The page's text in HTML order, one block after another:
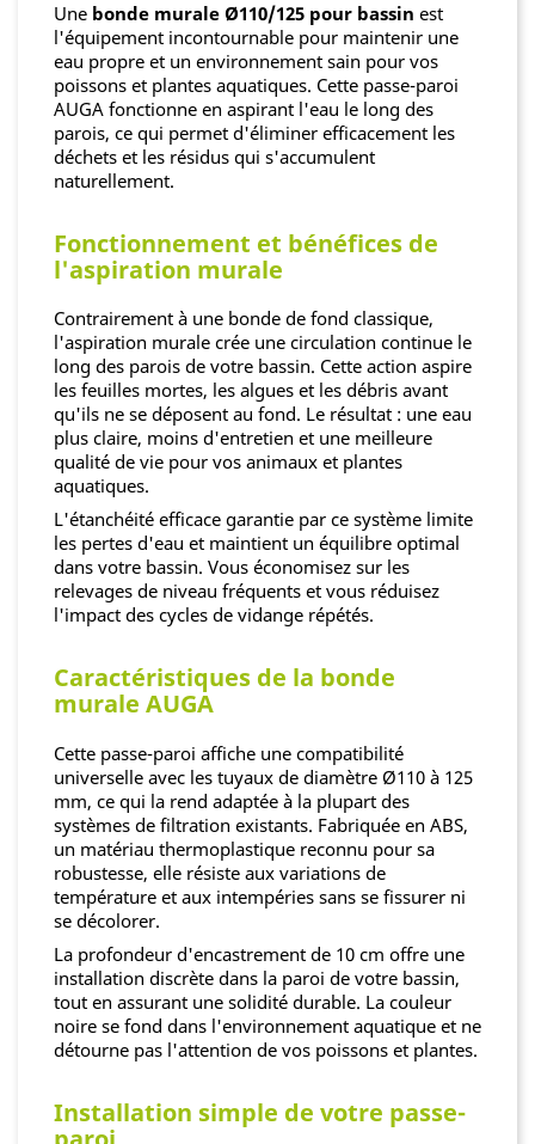
Une bonde murale Ø110/125 pour bassin est
l'équipement incontournable pour maintenir une
eau propre et un environnement sain pour vos
poissons et plantes aquatiques. Cette passe-paroi
AUGA fonctionne en aspirant l'eau le long des
parois, ce qui permet d'éliminer efficacement les
déchets et les résidus qui s'accumulent
naturellement.
Fonctionnement et bénéfices de
l'aspiration murale
Contrairement à une bonde de fond classique,
l'aspiration murale crée une circulation continue le
long des parois de votre bassin. Cette action aspire
les feuilles mortes, les algues et les débris avant
qu'ils ne se déposent au fond. Le résultat : une eau
plus claire, moins d'entretien et une meilleure
qualité de vie pour vos animaux et plantes
aquatiques.
L'étanchéité efficace garantie par ce système limite
les pertes d'eau et maintient un équilibre optimal
dans votre bassin. Vous économisez sur les
relevages de niveau fréquents et vous réduisez
l'impact des cycles de vidange répétés.
Caractéristiques de la bonde
murale AUGA
Cette passe-paroi affiche une compatibilité
universelle avec les tuyaux de diamètre Ø110 à 125
mm, ce qui la rend adaptée à la plupart des
systèmes de filtration existants. Fabriquée en ABS,
un matériau thermoplastique reconnu pour sa
robustesse, elle résiste aux variations de
température et aux intempéries sans se fissurer ni
se décolorer.
La profondeur d'encastrement de 10 cm offre une
installation discrète dans la paroi de votre bassin,
tout en assurant une solidité durable. La couleur
noire se fond dans l'environnement aquatique et ne
détourne pas l'attention de vos poissons et plantes.
Installation simple de votre passe-